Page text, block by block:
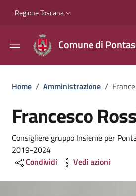
Slim top
Regione Toscana
Comune di
Briciole di pane
Home / Amministrazione /
Francesco
Consigliere gruppo Insieme per
2019-2024
Condividi
Vedi azioni